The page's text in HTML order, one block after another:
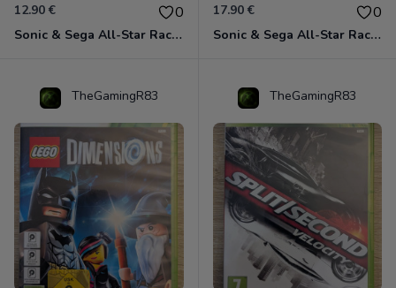
12.90 € 0
Sonic & Sega All-Star Racing avec Banjo-Kazooie Xbox 360
17.90 € 0
Sonic & Sega All-Star Racing - Transformed Xbox 360
TheGamingR83 TheGamingR83